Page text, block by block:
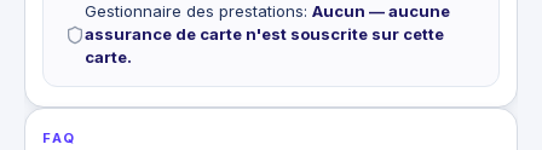
Gestionnaire des prestations: Aucun — aucune
assurance de carte n'est souscrite sur cette
carte.
FAQ